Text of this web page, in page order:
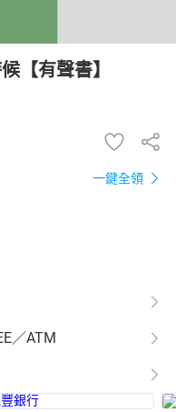
【有聲書】
一鍵全領
／ATM